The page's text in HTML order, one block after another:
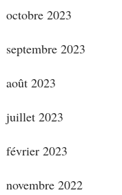
octobre 2023
septembre 2023
août 2023
juillet 2023
février 2023
novembre 2022